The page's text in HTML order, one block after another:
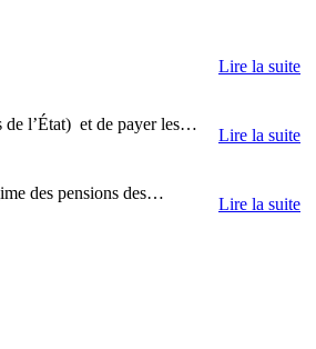
Lire la suite
de l’État) et de payer les…
Lire la suite
des pensions des…
Lire la suite